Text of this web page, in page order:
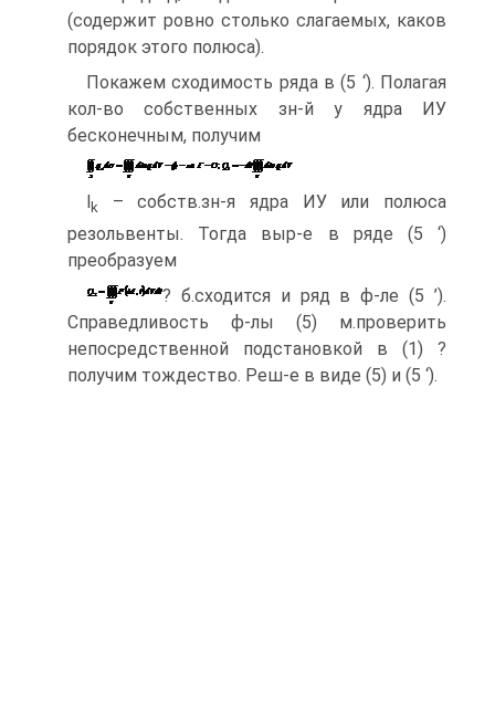
(содержит ровно столько слагаемых, каков
порядок этого полюса).
Покажем сходимость ряда в (5 ‘). Полагая
кол-во собственных зн-й у ядра ИУ
бесконечным, получим
lk
– собств.зн-я ядра ИУ или полюса
резольвенты. Тогда выр-е в ряде (5 ‘)
преобразуем
? б.сходится и ряд в ф-ле (5 ’).
Справедливость ф-лы (5) м.проверить
непосредственной подстановкой в (1) ?
получим тождество. Реш-е в виде (5) и (5 ‘).